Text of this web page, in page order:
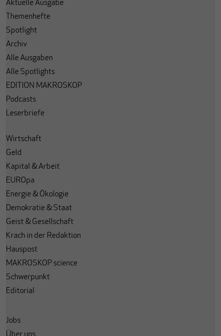
Aktuelle Ausgabe
Themenhefte
Spotlight
Archiv
Alle Ausgaben
Alle Spotlights
EDITION MAKROSKOP
Podcasts
Leserbriefe
Wirtschaft
Geld
Kapital & Arbeit
EUROpa
Energie & Ökologie
Demokratie & Staat
Geist & Gesellschaft
Krach in der Redaktion
Hauspost
MAKROSKOP science
Schwerpunkt
Editorial
Jobs
Über uns